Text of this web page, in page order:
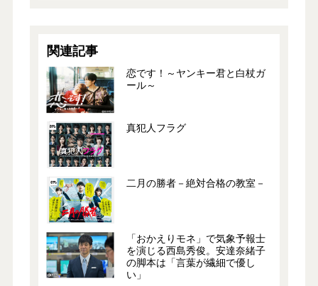
関連記事
恋です！～ヤンキー君と白杖ガ
ール～
真犯人フラグ
二月の勝者－絶対合格の教室－
「おかえりモネ」で気象予報士
を演じる西島秀俊。安達奈緒子
の脚本は「言葉が繊細で優し
い」